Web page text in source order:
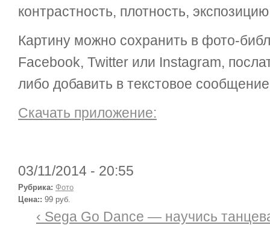
контрастность, плотность,
Картину можно сохранить в фото-
Facebook, Twitter или Instagram,
либо добавить в текстовое
Скачать приложение:
03/11/2014 - 20:55
Рубрика: Фото
Цена:: 99 руб.
‹ Sega Go Dance — научись